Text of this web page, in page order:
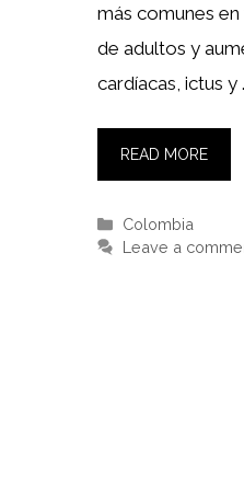
más comunes
de adultos y
cardíacas, ictus y
READ MORE
Categories
Colombia
Leave a